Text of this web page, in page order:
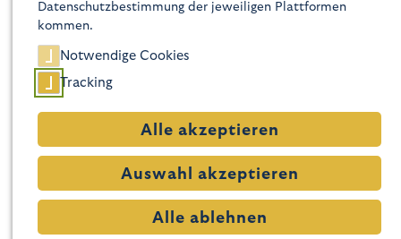
Glaube
Programm
Besuch
Geschichte
Der Glockenturm | 1961
Der im südöstlichen Bereich des Gebäudeensembles
Datenschutzbestimmung der jeweiligen Plattformen
kommen.
Notwendige Cookies
Tracking
Alle akzeptieren
Alle ablehnen
Auswahl akzeptieren